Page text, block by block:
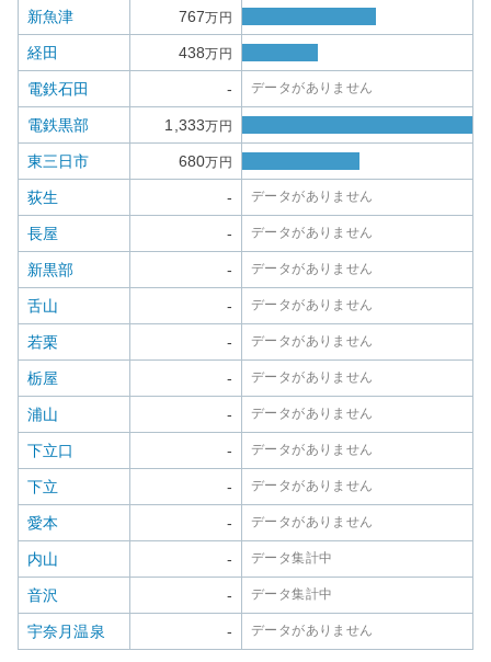
新魚津 767万円
経田 438万円
電鉄石田 - データがありません
電鉄黒部 1,333万円
東三日市 680万円
荻生 - データがありません
長屋 - データがありません
新黒部 - データがありません
舌山 - データがありません
若栗 - データがありません
栃屋 - データがありません
浦山 - データがありません
下立口 - データがありません
下立 - データがありません
愛本 - データがありません
内山 - データ集計中
音沢 - データ集計中
宇奈月温泉 - データがありません